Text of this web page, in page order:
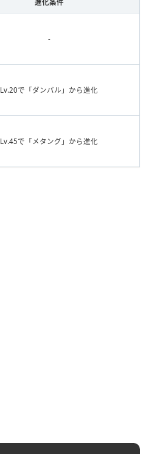
進化条件
-
Lv.20で「ダンバル」から進化
Lv.45で「メタング」から進化